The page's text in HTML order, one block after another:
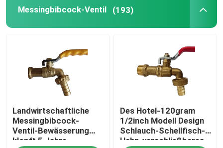
Haus
Produkte
Über uns
Messingbibcock-Ventil (193)
Landwirtschaftliche
Messingbibcock-
Ventil-Bewässerung
klopft 5 Jahre
Des Hotel-120gram
1/2inch Modell Design
Schlauch-Schellfisch-
Hahn-verschließbares